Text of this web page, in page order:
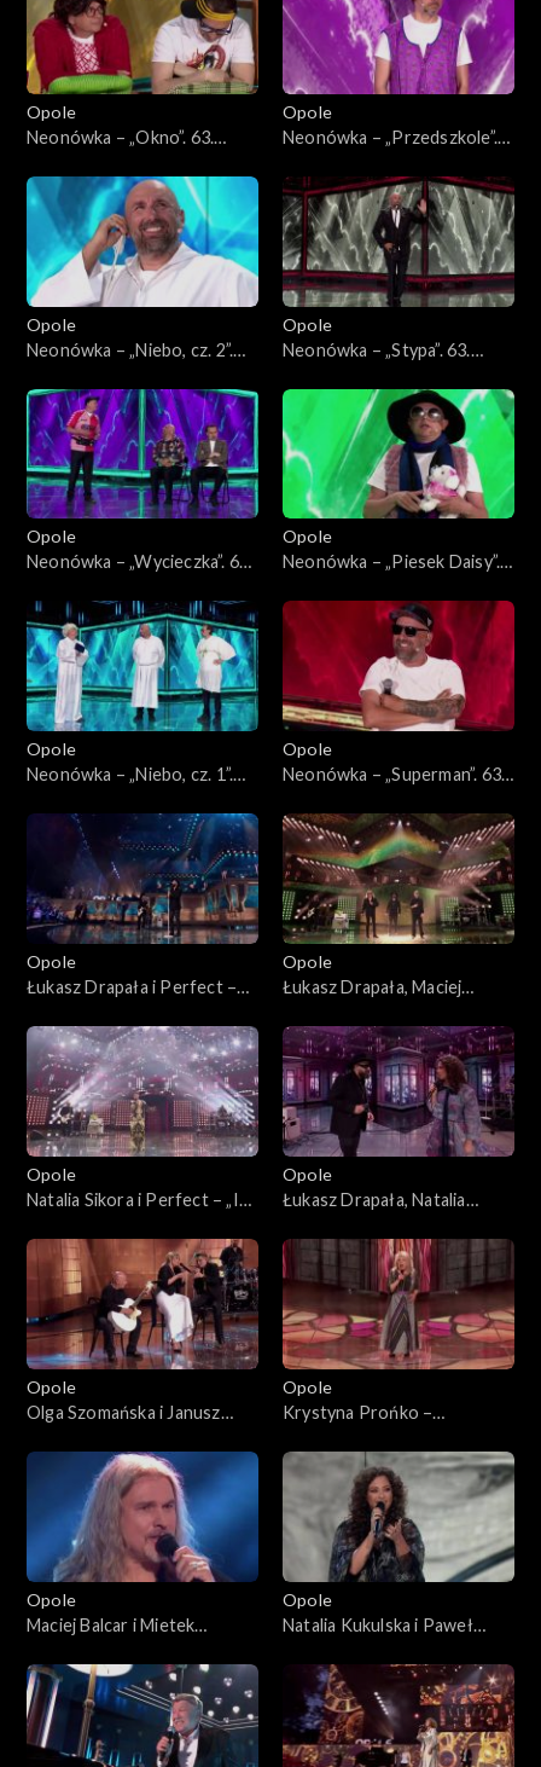
Opole
Neonówka – „Okno”. 63.
Nówka
Opole
Neonówka – „Przedszkole”.
Neo-Nówka
Opole
Neonówka – „Niebo, cz. 2”.
Neo-Nówka
Opole
Neonówka – „Stypa”. 63.
Nówka
Opole
Neonówka – „Wycieczka”. 63.
Nówka
Opole
Neonówka – „Piesek Daisy”.
Neo-Nówka
Opole
Neonówka – „Niebo, cz. 1”.
Neo-Nówka
Opole
Neonówka – „Superman”. 63.
Nówka
Opole
Łukasz Drapała i Perfect –
Koncert „Autobiografia.
Jubileusz Bogdana Olewicza”
Opole
Łukasz Drapała, Maciej
– „Autobiografia”. 63. KFPP:
Koncert „Autobiografia.
Jubileusz Bogdana Olewicza”
Opole
Natalia Sikora i Perfect – „Idź
„Autobiografia. Jubileusz
Bogdana Olewicza”
Opole
Łukasz Drapała, Natalia
„Niewiele ci mogę dać”. 63.
KFPP: Koncert
„Autobiografia. Jubileusz
Bogdana Olewicza”
Opole
Olga Szomańska i Janusz
nieznajomej”. 63. KFPP:
Koncert „Autobiografia.
Jubileusz Bogdana Olewicza”
Opole
Krystyna Prońko –
prawdziwą”. 63. KFPP:
Koncert „Autobiografia.
Jubileusz Bogdana Olewicza”
Opole
Maciej Balcar i Mietek
63. KFPP: Koncert
„Autobiografia. Jubileusz
Bogdana Olewicza”
Opole
Natalia Kukulska i Paweł
poproś do tańca”. 63. KFPP:
Koncert „Autobiografia.
Jubileusz Bogdana Olewicza”